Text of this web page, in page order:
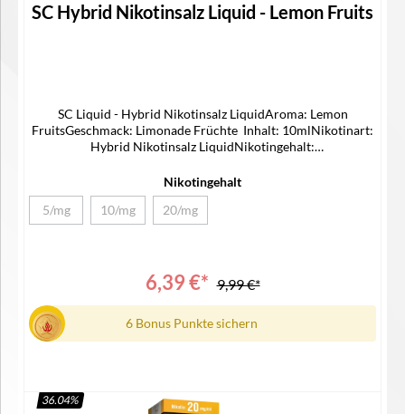
SC Hybrid Nikotinsalz Liquid - Lemon Fruits
SC Liquid - Hybrid Nikotinsalz LiquidAroma: Lemon
FruitsGeschmack: Limonade Früchte Inhalt: 10mlNikotinart:
Hybrid Nikotinsalz LiquidNikotingehalt:
Bedienungsanleitung
Nikotingehalt
5/mg
(Diese Option ist zurzeit nicht verfügbar.)
10/mg(Diese Option ist zurzeit nicht verfügbar.)
20/mg(Diese Option ist zurzeit nicht verfügbar.)
6,39 €* 9,99 €*
6 Bonus Punkte sichern
36.04%